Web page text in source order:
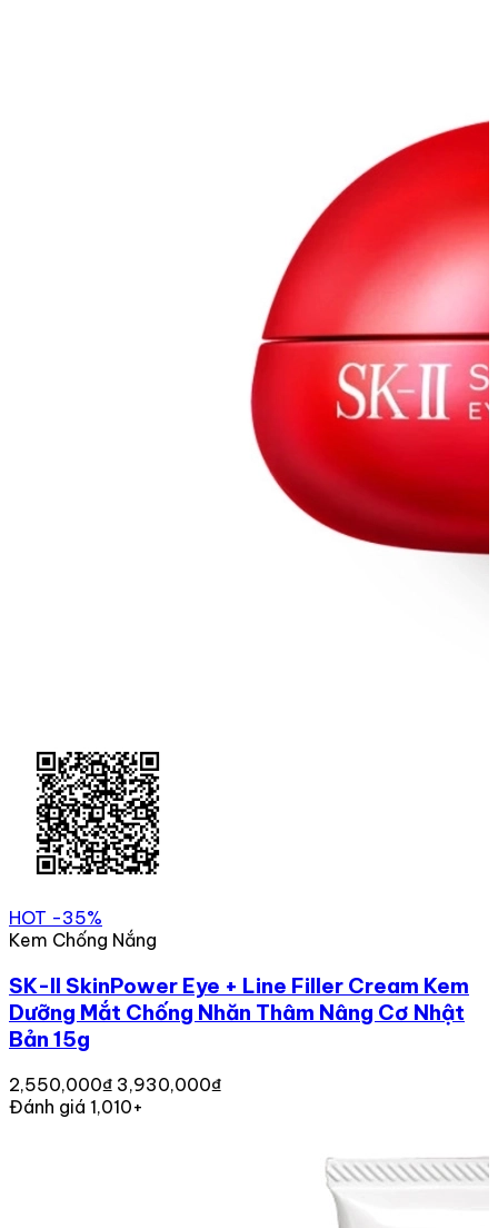
HOT -35%
Kem Chống Nắng
SK-II SkinPower Eye + Line Filler Cream Kem
Dưỡng Mắt Chống Nhăn Thâm Nâng Cơ Nhật
Bản 15g
2,550,000₫ 3,930,000₫
Đánh giá 1,010+